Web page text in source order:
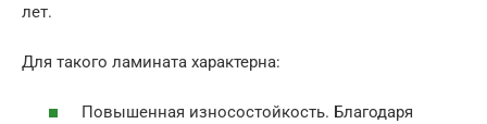
лет.
Для такого ламината характерна:
Повышенная износостойкость. Благодаря